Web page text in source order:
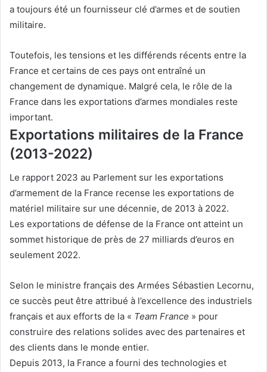
a toujours été un fournisseur clé d’armes et de soutien
militaire.
Toutefois, les tensions et les différends récents entre la
France et certains de ces pays ont entraîné un
changement de dynamique. Malgré cela, le rôle de la
France dans les exportations d’armes mondiales reste
important.
Exportations militaires de la France
(2013-2022)
Le rapport 2023 au Parlement sur les exportations
d’armement de la France recense les exportations de
matériel militaire sur une décennie, de 2013 à 2022.
Les exportations de défense de la France ont atteint un
sommet historique de près de 27 milliards d’euros en
seulement 2022.
Selon le ministre français des Armées Sébastien Lecornu,
ce succès peut être attribué à l’excellence des industriels
français et aux efforts de la « Team France » pour
construire des relations solides avec des partenaires et
des clients dans le monde entier.
Depuis 2013, la France a fourni des technologies et